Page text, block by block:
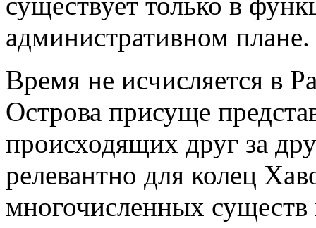
административном плане.
Время не исчисляется в
Острова присуще
происходящих друг за
релевантно для колец
многочисленных существ